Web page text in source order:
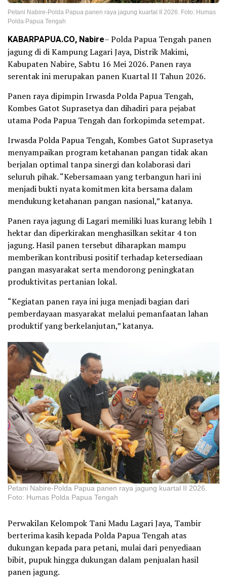
Petani Nabire-Polda Papua panen raya jagung kuartal II 2026. Foto: Humas
Polda Papua Tengah
KABARPAPUA.CO, Nabire– Polda Papua Tengah panen
jagung di di Kampung Lagari Jaya, Distrik Makimi,
Kabupaten Nabire, Sabtu 16 Mei 2026. Panen raya
serentak ini merupakan panen Kuartal II Tahun 2026.
Panen raya dipimpin Irwasda Polda Papua Tengah,
Kombes Gatot Suprasetya dan dihadiri para pejabat
utama Poda Papua Tengah dan forkopimda setempat.
Irwasda Polda Papua Tengah, Kombes Gatot Suprasetya
menyampaikan program ketahanan pangan tidak akan
berjalan optimal tanpa sinergi dan kolaborasi dari
seluruh pihak. “Kebersamaan yang terbangun hari ini
menjadi bukti nyata komitmen kita bersama dalam
mendukung ketahanan pangan nasional,” katanya.
Panen raya jagung di Lagari memiliki luas kurang lebih 1
hektar dan diperkirakan menghasilkan sekitar 4 ton
jagung. Hasil panen tersebut diharapkan mampu
memberikan kontribusi positif terhadap ketersediaan
pangan masyarakat serta mendorong peningkatan
produktivitas pertanian lokal.
“Kegiatan panen raya ini juga menjadi bagian dari
pemberdayaan masyarakat melalui pemanfaatan lahan
produktif yang berkelanjutan,” katanya.
Petani Nabire-Polda Papua panen raya jagung kuartal II 2026.
Foto: Humas Polda Papua Tengah
Perwakilan Kelompok Tani Madu Lagari Jaya, Tambir
berterima kasih kepada Polda Papua Tengah atas
dukungan kepada para petani, mulai dari penyediaan
bibit, pupuk hingga dukungan dalam penjualan hasil
panen jagung.